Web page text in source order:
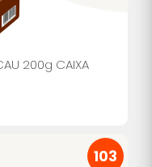
200g CAIXA
103